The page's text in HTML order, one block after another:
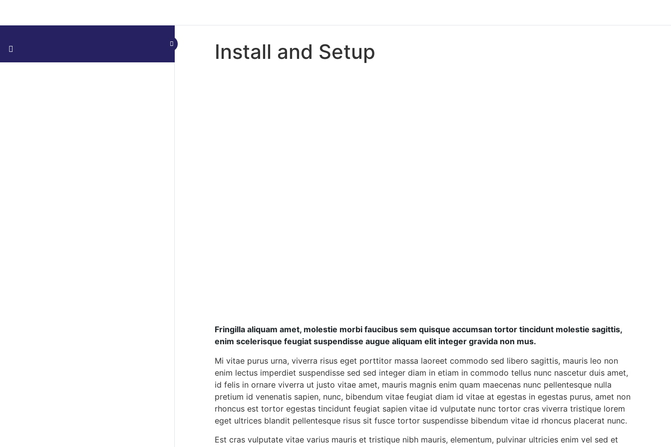
Install and Setup
Fringilla aliquam amet, molestie morbi faucibus sem quisque accumsan tortor tincidunt molestie sagittis,
enim scelerisque feugiat suspendisse augue aliquam elit integer gravida non mus.
Mi vitae purus urna, viverra risus eget porttitor massa laoreet commodo sed libero sagittis, mauris leo non
enim lectus imperdiet suspendisse sed sed integer diam in etiam in commodo tellus nunc nascetur duis amet,
id felis in ornare viverra ut justo vitae amet, mauris magnis enim quam maecenas nunc pellentesque nulla
pretium id venenatis sapien, nunc, bibendum vitae feugiat diam id vitae at egestas in egestas purus, amet non
rhoncus est tortor egestas tincidunt feugiat sapien vitae id vulputate nunc tortor cras viverra tristique lorem
eget ultrices blandit pellentesque risus sit fusce tortor suspendisse bibendum vitae id rhoncus placerat nunc.
Est cras vulputate vitae varius mauris et tristique nibh mauris, elementum, pulvinar ultricies enim vel sed et